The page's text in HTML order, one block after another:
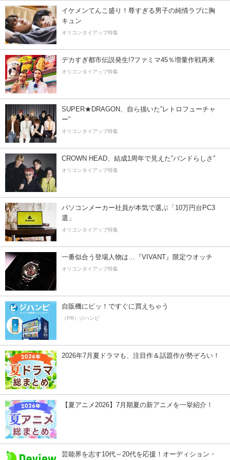
イケメンてんこ盛り！尊すぎる男子の純情ラブに胸
キュン
オリコンタイアップ特集
デカすぎ都市伝説発生!?ファミマ45％増量作戦再来
オリコンタイアップ特集
SUPER★DRAGON、自ら描いた”レトロフューチャ
ー”
オリコンタイアップ特集
CROWN HEAD、結成1周年で見えた”バンドらしさ”
オリコンタイアップ特集
パソコンメーカー社員が本気で選ぶ「10万円台PC3
選」
オリコンタイアップ特集
一番似合う登場人物は…『VIVANT』限定ウオッチ
オリコンタイアップ特集
自販機にピッ！ですぐに買えちゃう
（PR）ジハンピ
2026年7月夏ドラマも、注目作＆話題作が勢ぞろい！
【夏アニメ2026】7月期夏の新アニメを一挙紹介！
芸能界を志す10代～20代を応援！オーディション・